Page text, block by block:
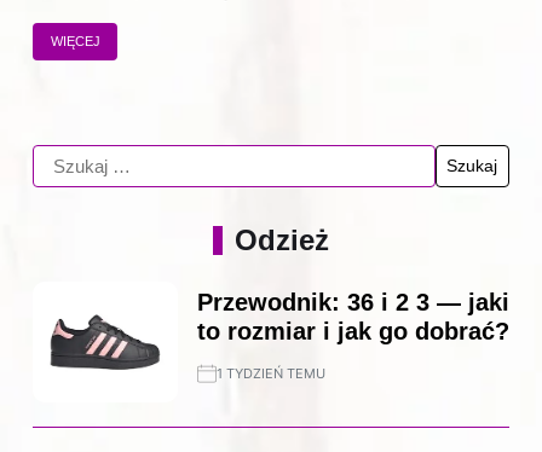
WIĘCEJ
Odzież
Przewodnik: 36 i 2 3 — jaki
to rozmiar i jak go dobrać?
1 TYDZIEŃ TEMU